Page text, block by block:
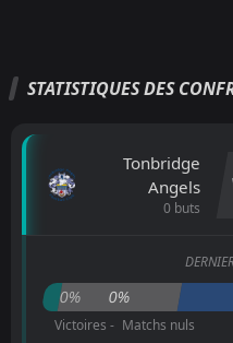
STATISTIQUES DES
Tonbridge
Angels
0 buts
0% 0%
Victoires - Matchs nuls